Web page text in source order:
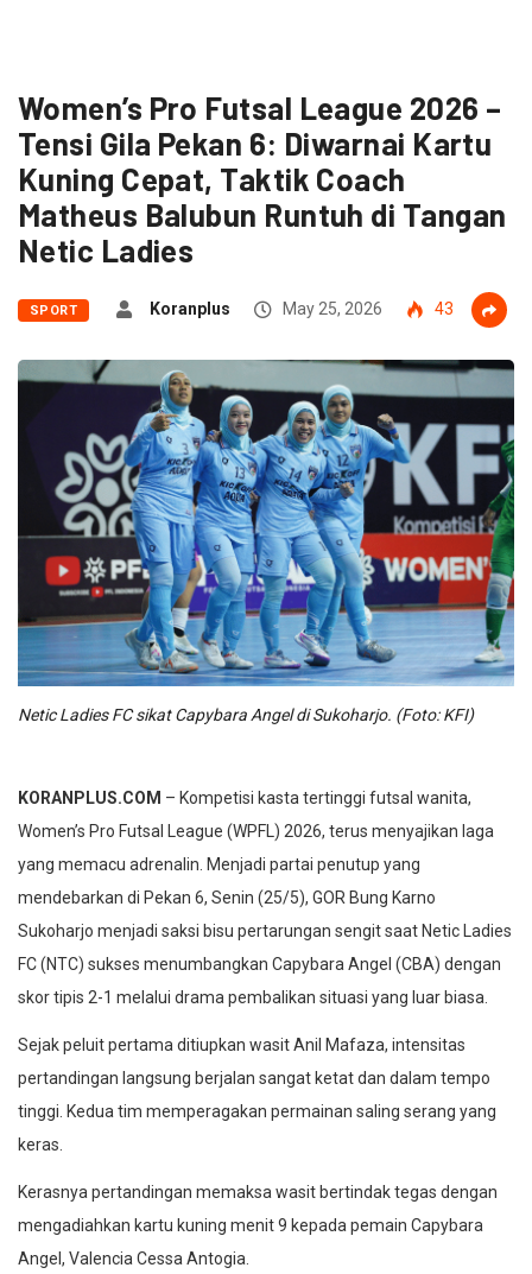
Women’s Pro Futsal League 2026 –
Tensi Gila Pekan 6: Diwarnai Kartu
Kuning Cepat, Taktik Coach
Matheus Balubun Runtuh di Tangan
Netic Ladies
SPORT Koranplus May 25, 2026 43
Netic Ladies FC sikat Capybara Angel di Sukoharjo. (Foto: KFI)
KORANPLUS.COM – Kompetisi kasta tertinggi futsal wanita,
Women’s Pro Futsal League (WPFL) 2026, terus menyajikan laga
yang memacu adrenalin. Menjadi partai penutup yang
mendebarkan di Pekan 6, Senin (25/5), GOR Bung Karno
Sukoharjo menjadi saksi bisu pertarungan sengit saat Netic Ladies
FC (NTC) sukses menumbangkan Capybara Angel (CBA) dengan
skor tipis 2-1 melalui drama pembalikan situasi yang luar biasa.
Sejak peluit pertama ditiupkan wasit Anil Mafaza, intensitas
pertandingan langsung berjalan sangat ketat dan dalam tempo
tinggi. Kedua tim memperagakan permainan saling serang yang
keras.
Kerasnya pertandingan memaksa wasit bertindak tegas dengan
mengadiahkan kartu kuning menit 9 kepada pemain Capybara
Angel, Valencia Cessa Antogia.